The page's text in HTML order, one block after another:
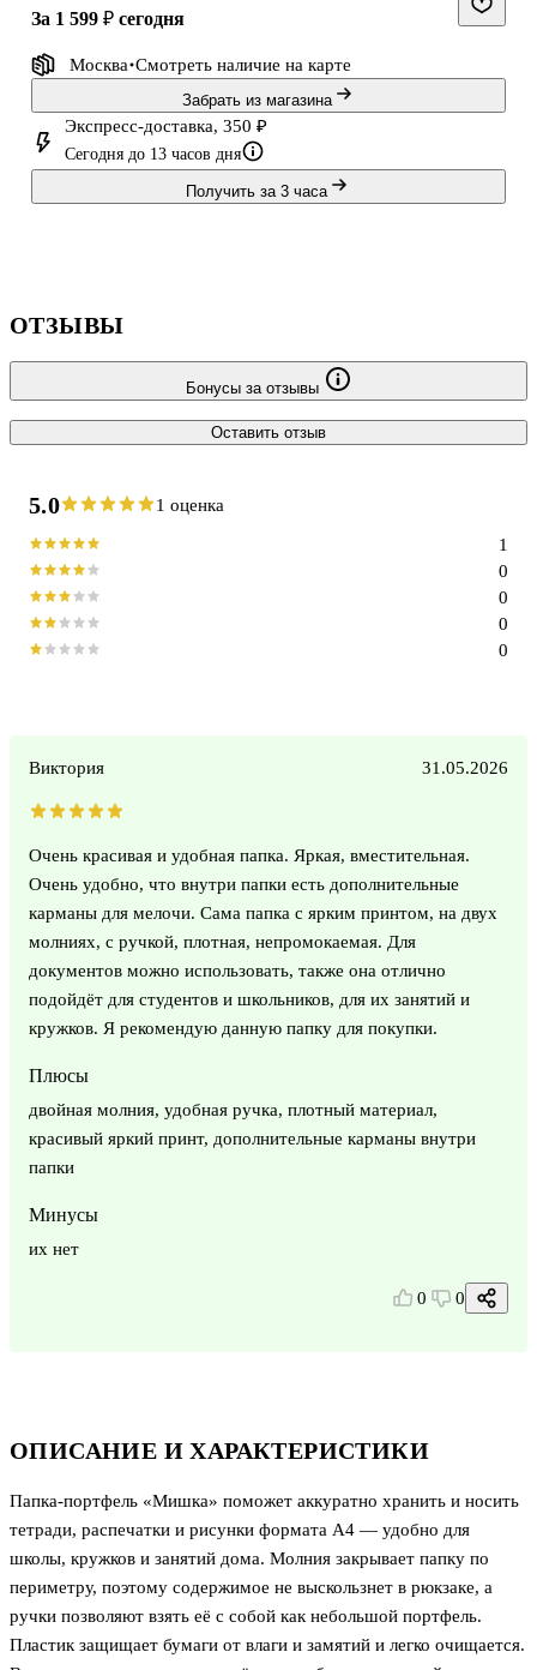
за 1 599 ₽ сегодня
Москва Смотреть наличие на карте
Забрать из магазина
Экспресс-доставка, 350 ₽
Сегодня до 13 часов дня
Получить за 3 часа
ОПИСАНИЕ И ХАРАКТЕРИСТИКИ
Папка-портфель «Мишка» поможет аккуратно хранить и носить
тетради, распечатки и рисунки формата А4 — удобно для
школы, кружков и занятий дома. Молния закрывает папку по
периметру, поэтому содержимое не выскользнет в рюкзаке, а
ручки позволяют взять её с собой как небольшой портфель.
Пластик защищает бумаги от влаги и замятий и легко очищается.
ОТЗЫВЫ
Бонусы за отзывы
Оставить отзыв
5.0 1 оценка
0
0
0
0
1
Виктория 31.05.2026
Очень красивая и удобная папка. Яркая, вместительная.
Очень удобно, что внутри папки есть дополнительные
карманы для мелочи. Сама папка с ярким принтом, на двух
молниях, с ручкой, плотная, непромокаемая. Для
документов можно использовать, также она отлично
подойдёт для студентов и школьников, для их занятий и
кружков. Я рекомендую данную папку для покупки.
Плюсы
двойная молния, удобная ручка, плотный материал,
красивый яркий принт, дополнительные карманы внутри
папки
Минусы
их нет
0 0